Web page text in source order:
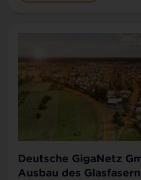
Deutsche GigaNetz
Ausbau des